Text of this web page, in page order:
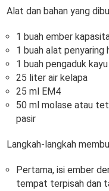
Alat dan bahan yang
1 buah ember
1 buah alat penyaring
1 buah pengaduk kayu
25 liter air kelapa
25 ml EM4
50 ml molase atau
pasir
Langkah-langkah
Pertama, isi ember
tempat terpisah dan